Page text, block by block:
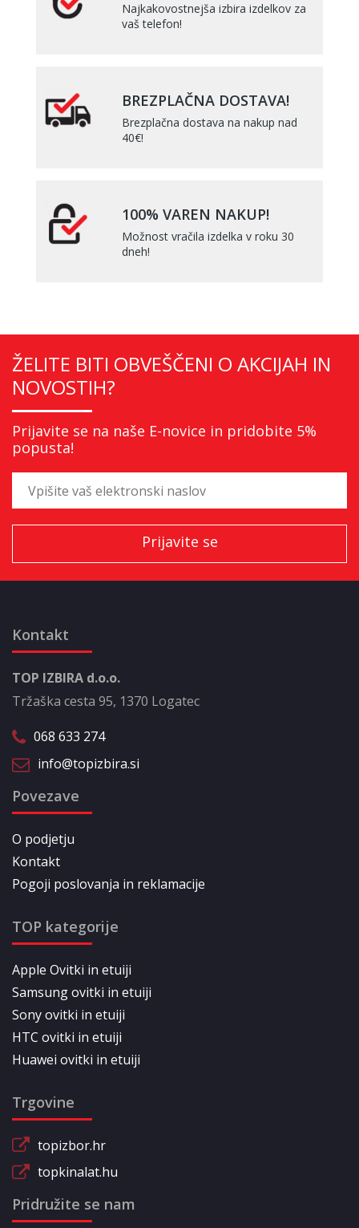
Najkakovostnejša izbira izdelkov za
vaš telefon!
BREZPLAČNA DOSTAVA!
Brezplačna dostava na nakup nad
40€!
100% VAREN NAKUP!
Možnost vračila izdelka v roku 30
dneh!
ŽELITE BITI OBVEŠČENI O AKCIJAH IN
NOVOSTIH?
Prijavite se na naše E-novice in pridobite 5%
popusta!
Kontakt
TOP IZBIRA d.o.o.
Tržaška cesta 95, 1370 Logatec
068 633 274
info@topizbira.si
Povezave
O podjetju
Kontakt
Pogoji poslovanja in reklamacije
TOP kategorije
Apple Ovitki in etuiji
Samsung ovitki in etuiji
Sony ovitki in etuiji
HTC ovitki in etuiji
Huawei ovitki in etuiji
Trgovine
topizbor.hr
topkinalat.hu
Pridružite se nam